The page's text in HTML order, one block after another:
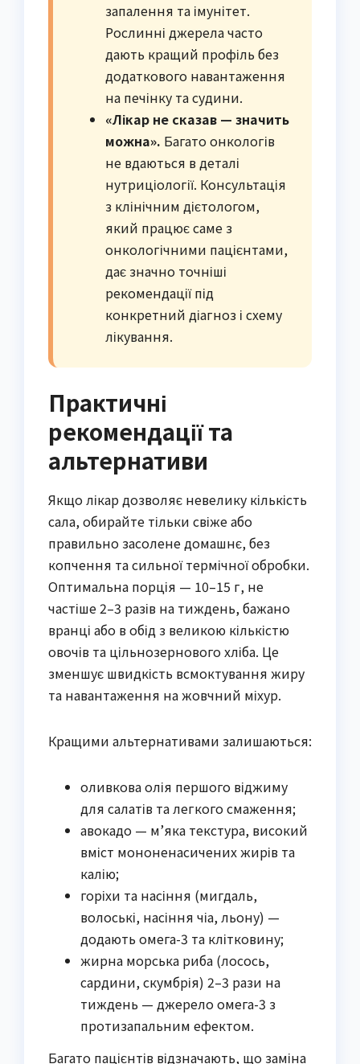
запалення та імунітет.
Рослинні джерела часто
дають кращий профіль без
додаткового навантаження
на печінку та судини.
«Лікар не сказав — значить
можна». Багато онкологів
не вдаються в деталі
нутриціології. Консультація
з клінічним дієтологом,
який працює саме з
онкологічними пацієнтами,
дає значно точніші
рекомендації під
конкретний діагноз і схему
лікування.
Практичні
рекомендації та
альтернативи
Якщо лікар дозволяє невелику кількість
сала, обирайте тільки свіже або
правильно засолене домашнє, без
копчення та сильної термічної обробки.
Оптимальна порція — 10–15 г, не
частіше 2–3 разів на тиждень, бажано
вранці або в обід з великою кількістю
овочів та цільнозернового хліба. Це
зменшує швидкість всмоктування жиру
та навантаження на жовчний міхур.
Кращими альтернативами залишаються:
оливкова олія першого віджиму
для салатів та легкого смаження;
авокадо — м’яка текстура, високий
вміст мононенасичених жирів та
калію;
горіхи та насіння (мигдаль,
волоські, насіння чіа, льону) —
додають омега-3 та клітковину;
жирна морська риба (лосось,
сардини, скумбрія) 2–3 рази на
тиждень — джерело омега-3 з
протизапальним ефектом.
Багато пацієнтів відзначають, що заміна